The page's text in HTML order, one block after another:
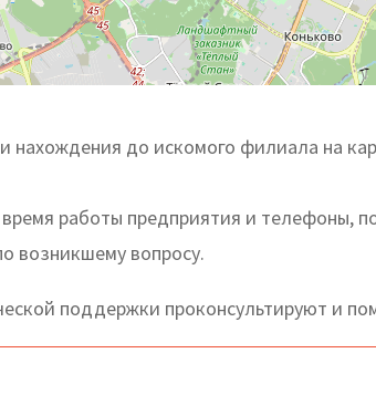
нахождения до искомого филиала на
работы предприятия и телефоны,
возникшему вопросу.
поддержки проконсультируют и